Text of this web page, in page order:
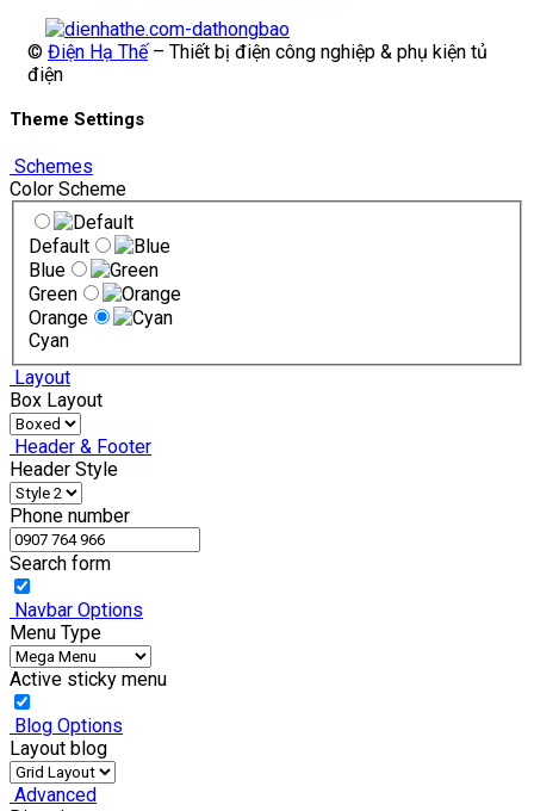
© Điện Hạ Thế– Thiết bị điện công nghiệp & phụ kiện tủ
điện
Theme Settings
Schemes
Color Scheme
Default
Blue
Green
Orange
Cyan
Layout
Box Layout
Header & Footer
Header Style
Phone number
Search form
Navbar Options
Menu Type
Active sticky menu
Blog Options
Layout blog
Advanced